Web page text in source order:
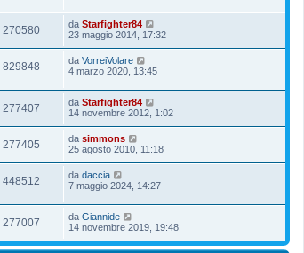
270580 da Starfighter84
23 maggio 2014, 17:32
829848 da VorreiVolare
4 marzo 2020, 13:45
277407 da Starfighter84
14 novembre 2012, 1:02
277405 da simmons
25 agosto 2010, 11:18
448512 da daccia
7 maggio 2024, 14:27
277007 da Giannide
14 novembre 2019, 19:48